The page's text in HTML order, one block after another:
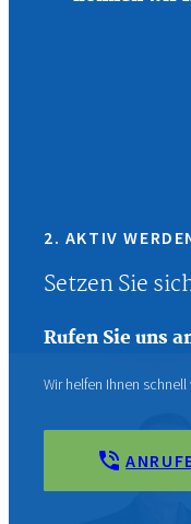
2. AKTIV
Setzen Sie
Rufen Sie uns
Wir helfen Ihnen schnell